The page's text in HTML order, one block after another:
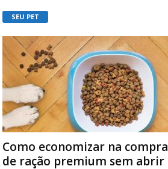
SEU PET
Como economizar na compra
de ração premium sem abrir